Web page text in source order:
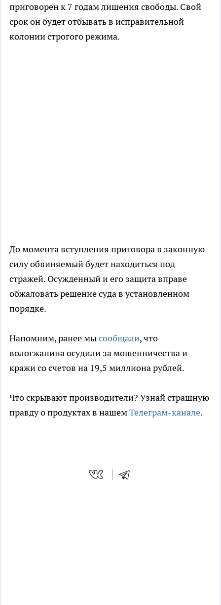
приговорен к 7 годам лишения свободы. Свой
срок он будет отбывать в исправительной
колонии строгого режима.
До момента вступления приговора в законную
силу обвиняемый будет находиться под
стражей. Осужденный и его защита вправе
обжаловать решение суда в установленном
порядке.
Напомним, ранее мысообщали, что
вологжанина осудили за мошенничества и
кражи со счетов на 19,5 миллиона рублей.
Что скрывают производители? Узнай страшную
правду о продуктах в нашемТелеграм-канале.